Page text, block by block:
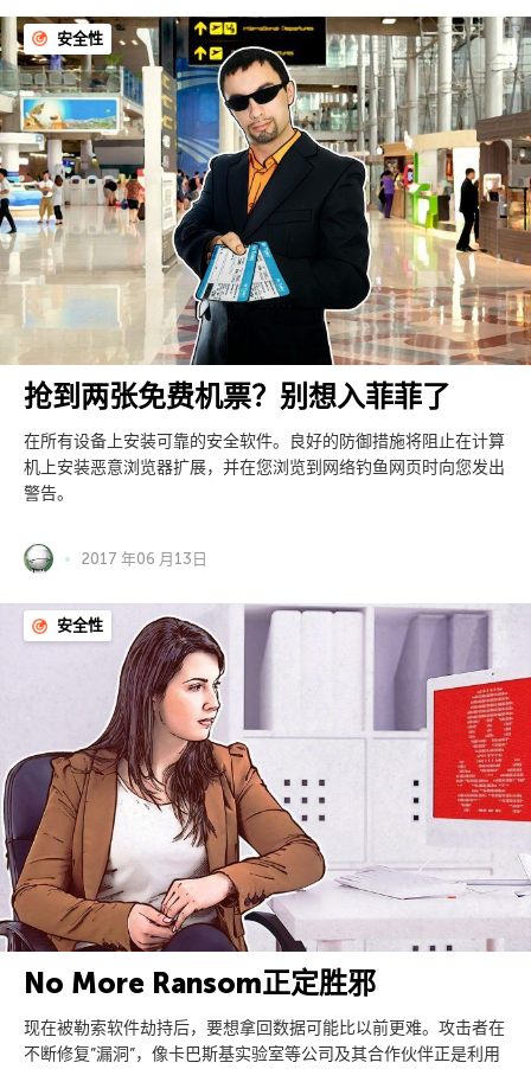
安全性
抢到两张免费机票？别想入菲菲了
在所有设备上安装可靠的安全软件。良好的防御措施将阻止在计算
机上安装恶意浏览器扩展，并在您浏览到网络钓鱼网页时向您发出
警告。
2017 年06 月13日
安全性
No More Ransom正定胜邪
现在被勒索软件劫持后，要想拿回数据可能比以前更难。攻击者在
不断修复”漏洞”，像卡巴斯基实验室等公司及其合作伙伴正是利用